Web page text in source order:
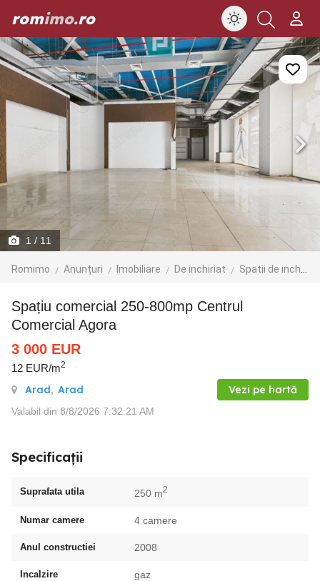
romimo.ro
1 / 11
Romimo Anunțuri Imobiliare De inchiriat Spatii de inchiriat
Spațiu comercial 250-800mp Centrul
Comercial Agora
3 000 EUR
12 EUR/m2
Arad, Arad Vezi pe hartă
Valabil din 8/8/2026 7:32:21 AM
Specificații
Suprafata utila 250 m2
Numar camere 4 camere
Anul constructiei 2008
Incalzire gaz